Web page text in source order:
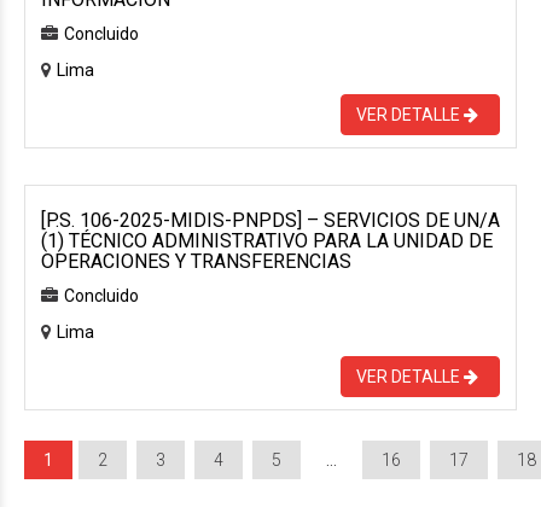
Concluido
Lima
VER DETALLE
[P.S. 106-2025-MIDIS-PNPDS] – SERVICIOS DE UN/A
(1) TÉCNICO ADMINISTRATIVO PARA LA UNIDAD DE
OPERACIONES Y TRANSFERENCIAS
Concluido
Lima
VER DETALLE
1 2 3 4 5 16 17 18